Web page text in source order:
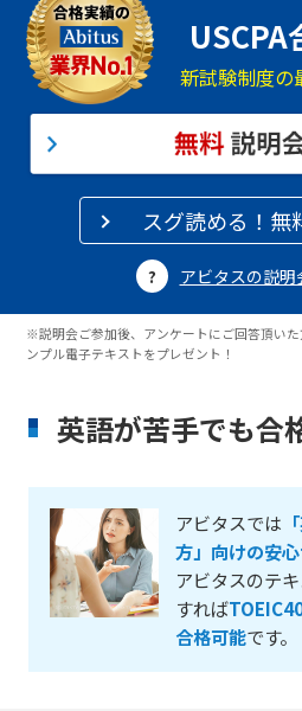
USCPA
新試験制度の
スグ読める！無
アビタスの説明
※説明会ご参加後、アンケートにご回答頂い
ンプル電子テキストをプレゼント！
英語が苦手でも合
アビタスでは
方」向けの安
アビタスのテ
すれば
合格可能です。